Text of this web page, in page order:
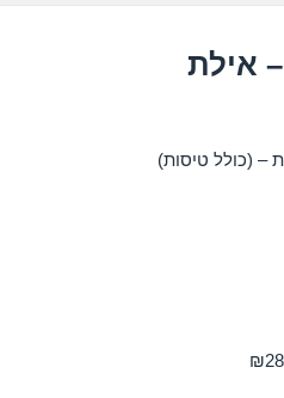
אילת
– (כולל טיסות)